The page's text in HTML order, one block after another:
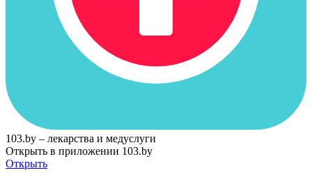
103.by – лекарства и медуслуги
Открыть в приложении 103.by
Открыть